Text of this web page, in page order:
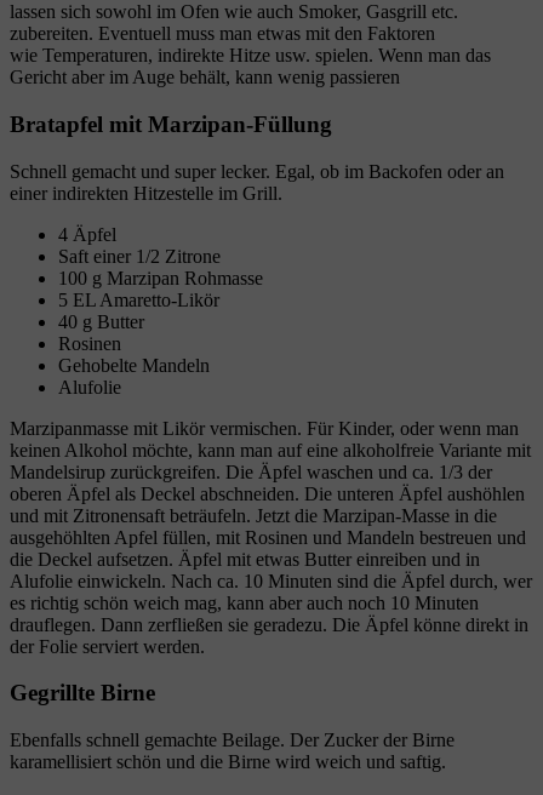
lassen sich sowohl im Ofen wie auch Smoker, Gasgrill etc.
zubereiten. Eventuell muss man etwas mit den Faktoren
wie Temperaturen, indirekte Hitze usw. spielen. Wenn man das
Gericht aber im Auge behält, kann wenig passieren
Bratapfel mit Marzipan-Füllung
Schnell gemacht und super lecker. Egal, ob im Backofen oder an
einer indirekten Hitzestelle im Grill.
4 Äpfel
Saft einer 1/2 Zitrone
100 g Marzipan Rohmasse
5 EL Amaretto-Likör
40 g Butter
Rosinen
Gehobelte Mandeln
Alufolie
Marzipanmasse mit Likör vermischen. Für Kinder, oder wenn man
keinen Alkohol möchte, kann man auf eine alkoholfreie Variante mit
Mandelsirup zurückgreifen. Die Äpfel waschen und ca. 1/3 der
oberen Äpfel als Deckel abschneiden. Die unteren Äpfel aushöhlen
und mit Zitronensaft beträufeln. Jetzt die Marzipan-Masse in die
ausgehöhlten Apfel füllen, mit Rosinen und Mandeln bestreuen und
die Deckel aufsetzen. Äpfel mit etwas Butter einreiben und in
Alufolie einwickeln. Nach ca. 10 Minuten sind die Äpfel durch, wer
es richtig schön weich mag, kann aber auch noch 10 Minuten
drauflegen. Dann zerfließen sie geradezu. Die Äpfel könne direkt in
der Folie serviert werden.
Gegrillte Birne
Ebenfalls schnell gemachte Beilage. Der Zucker der Birne
karamellisiert schön und die Birne wird weich und saftig.